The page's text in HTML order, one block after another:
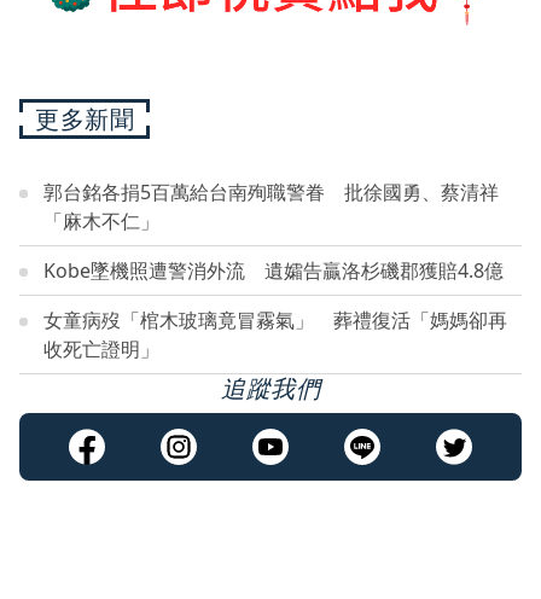
更多新聞
郭台銘各捐5百萬給台南殉職警眷 批徐國勇、蔡清祥
「麻木不仁」
Kobe墜機照遭警消外流 遺孀告贏洛杉磯郡獲賠4.8億
女童病歿「棺木玻璃竟冒霧氣」 葬禮復活「媽媽卻再
收死亡證明」
追蹤我們